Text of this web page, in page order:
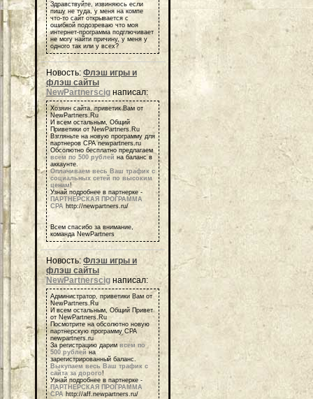
Здравствуйте, извиняюсь если
пишу не туда, у меня на компе
что-то сайт открывается с
ошибкой подозреваю что моя
интернет-программа подглючивает
не могу найти причину, у меня у
одного так или у всех?
Новость: Флэш игры и
флэш сайты
NewPartnerscig написал:
Хозяин сайта, приветик Вам от
NewPartners.Ru
И всем остальным, Общий
Приветики от NewPartners.Ru
Взгляньте на новую программу для
партнеров СРА newpartners.ru
Обсолютно бесплатно предлагаем
всем по 500 рублей на баланс в
аккаунте.
Оплачиваем весь Ваш трафик с
социальных сетей по высоким
ценам!
Узнай подробнее в партнерке -
ПАРТНЕРСКАЯ ПРОГРАММА
СРА http://newpartners.ru/
Всем спасибо за внимание,
команда NewPartners
Новость: Флэш игры и
флэш сайты
NewPartnerscig написал:
Администратор, приветики Вам от
NewPartners.Ru
И всем остальным, Общий Привет
от NewPartners.Ru
Посмотрите на обсолютно новую
партнерскую программу СРА
newpartners.ru
За регистрацию даримвсем по
500 рублей на
зарегистрированный баланс.
Выкупаем весь Ваш трафик с
сайта за дорого!
Узнай подробнее в партнерке -
ПАРТНЕРСКАЯ ПРОГРАММА
СРА http://aff.newpartners.ru/